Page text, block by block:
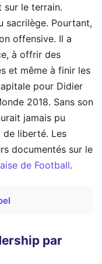
sur le terrain.
sacrilège. Pourtant,
offensive. Il a
à offrir des
et même à finir les
pour Didier
2018. Sans son
jamais pu
liberté. Les
documentés sur le
de Football.
par